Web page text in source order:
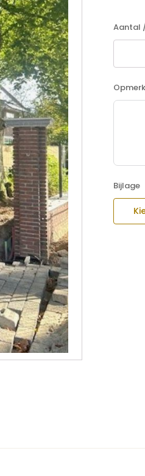
Aantal
Bijlage